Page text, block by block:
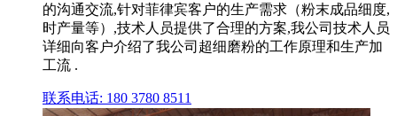
的沟通交流,针对菲律宾客户的生产需求（粉末成品细度,
时产量等）,技术人员提供了合理的方案,我公司技术人员
详细向客户介绍了我公司超细磨粉的工作原理和生产加
工流 .
联系电话: 180 3780 8511